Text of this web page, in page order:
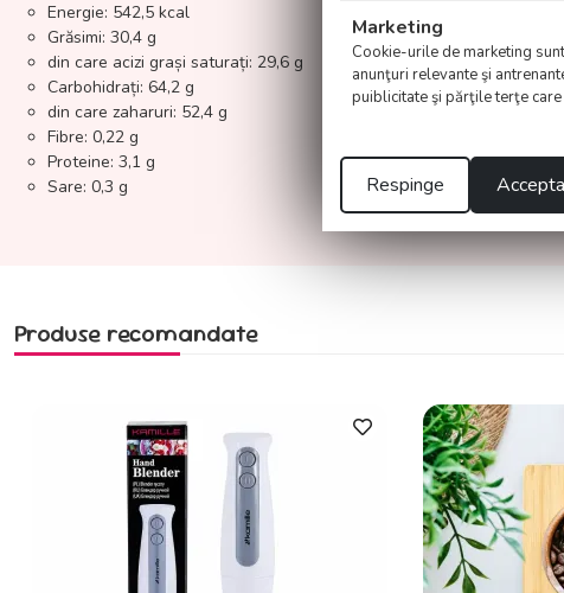
Energie: 542,5 kcal
Grăsimi: 30,4 g
din care acizi grași saturați: 29,6 g
Carbohidrați: 64,2 g
din care zaharuri: 52,4 g
Fibre: 0,22 g
Proteine: 3,1 g
Sare: 0,3 g
Produse recomandate
Marketing
Cookie-urile de marketing
anunţuri relevante şi
puiblicitate şi părţile terţe
Respinge